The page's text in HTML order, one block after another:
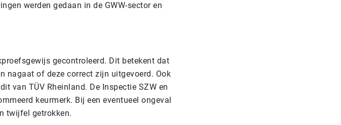
werden gedaan in de GWW-sector en
gecontroleerd. Dit betekent dat
nagaat of deze correct zijn uitgevoerd. Ook
van TÜV Rheinland. De Inspectie SZW en
keurmerk. Bij een eventueel ongeval
twijfel getrokken.